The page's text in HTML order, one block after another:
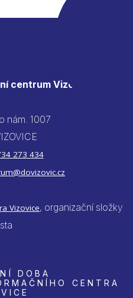
centrum Vizovice
nám. 1007
273 434
Vizovice, organizační složky
DOBA
CENTRA